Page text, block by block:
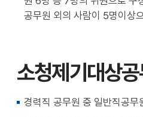
공무원 외의 사람이 5명이상
소청제기대상
경력직 공무원 중 일반직공무